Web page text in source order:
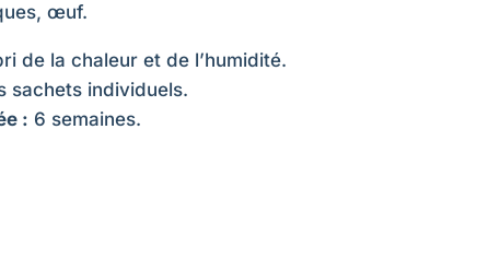
œuf.
de la chaleur et de l’humidité.
sachets individuels.
: 6 semaines.